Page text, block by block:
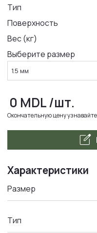
LA COMANDA
Тип
Поверхность
Вес (кг)
Выберите размер
1.5 мм
0 MDL/шт.
Окончательную цену
edit_square
Характеристики
Размер
Тип